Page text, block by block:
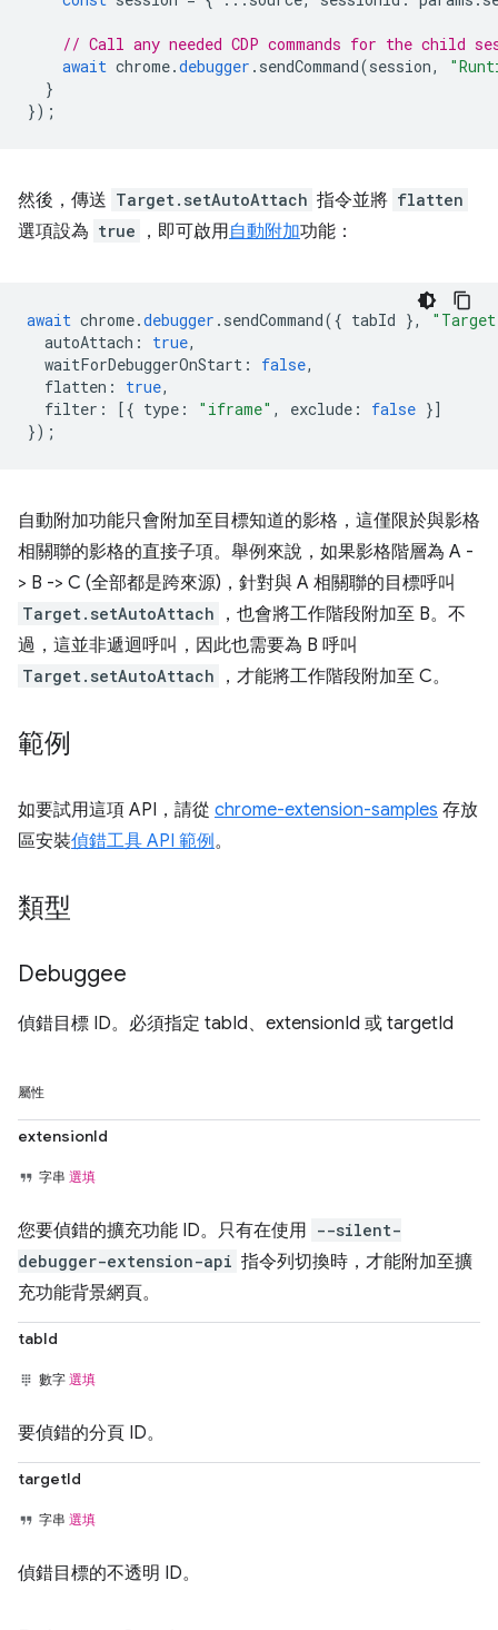
// Call any needed CDP commands for the child
await chrome.debugger . sendCommand(session,
}
});
然後，傳送 Target.setAutoAttach 指令並將 flatten
選項設為 true ，即可啟用自動附加功能：
await chrome.debugger . sendCommand({ tabId },
autoAttach : true,
waitForDebuggerOnStart : false,
flatten : true,
filter : [{ type : "iframe" , exclude : false }]
});
自動附加功能只會附加至目標知道的影格，這僅限於與影格
相關聯的影格的直接子項。舉例來說，如果影格階層為 A -
> B -> C (全部都是跨來源)，針對與 A 相關聯的目標呼叫
Target.setAutoAttach
，也會將工作階段附加至 B。不
過，這並非遞迴呼叫，因此也需要為 B 呼叫
Target.setAutoAttach ，才能將工作階段附加至 C。
範例
如要試用這項 API，請從 chrome-extension-samples 存放
區安裝偵錯工具 API 範例。
類型
Debuggee
偵錯目標 ID。必須指定 tabId、extensionId 或 targetId
屬性
extensionId
字串 選填
您要偵錯的擴充功能 ID。只有在使用 --silent-
debugger-extension-api 指令列切換時，才能附加至擴
充功能背景網頁。
tabId
數字 選填
要偵錯的分頁 ID。
targetId
字串 選填
偵錯目標的不透明 ID。